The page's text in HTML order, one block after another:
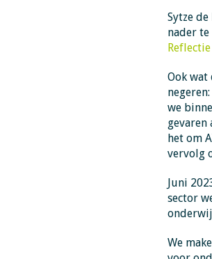
Sytze
nader
Ook wat
we
gevaren
het om
vervolg
Juni
sector
We